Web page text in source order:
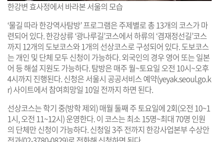
한강변 효사정에서 바라본 서울의 모습
‘물길 따라 한강역사탐방’ 프로그램은 주제별로 총 13개의 코스가 마
련되어 있다. 한강상류 ‘광나루길’코스에서 하류의 ‘겸재정선길’코스
까지 12개의 도보코스와 1개의 선상코스로 구성되어 있다. 도보코스
는 개인 및 단체 모두 신청이 가능하다. 외국인의 경우 영어 또는 일본
어 등 해설 지원도 가능하다. 탐방은 매주 월~토요일 오전 10시~오후
4시까지 진행된다. 신청은 서울시 공공서비스 예약(yeyak.seoul.go.k
r) 사이트에서 참여희망일 10일 전까지 하면 된다.
선상코스는 학기 중(방학 제외) 매월 둘째 주 토요일에 2회(오전 10~1
1시, 오전 11~12시) 운영한다. 이 코스는 최소 15명~최대 70명 인원
의 단체만 신청이 가능하다. 신청일 3주 전까지 한강사업본부 수상안